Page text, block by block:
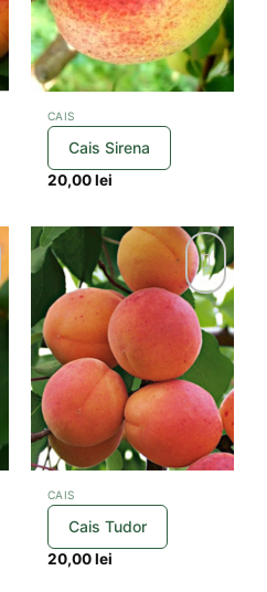
CAIS
Cais Sirena
20,00lei
CAIS
Cais Tudor
20,00lei